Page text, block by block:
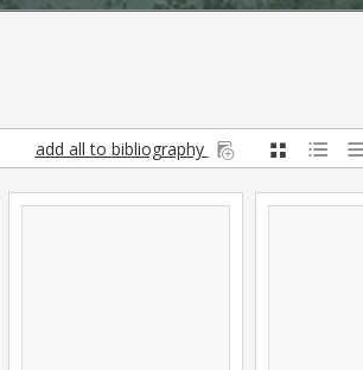
add all to bibliography